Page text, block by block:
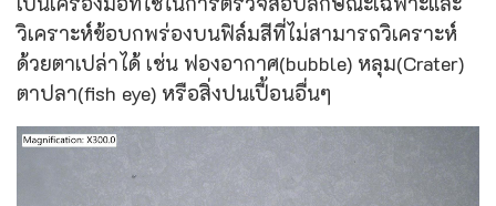
วิเคราะห์ข้อบกพร่องบนฟิล์มสีที่ไม่สามารถวิเคราะห์
ด้วยตาเปล่าได้ เช่น ฟองอากาศ(bubble) หลุม(Crater)
ตาปลา(fish eye) หรือสิ่งปนเปื้อนอื่นๆ